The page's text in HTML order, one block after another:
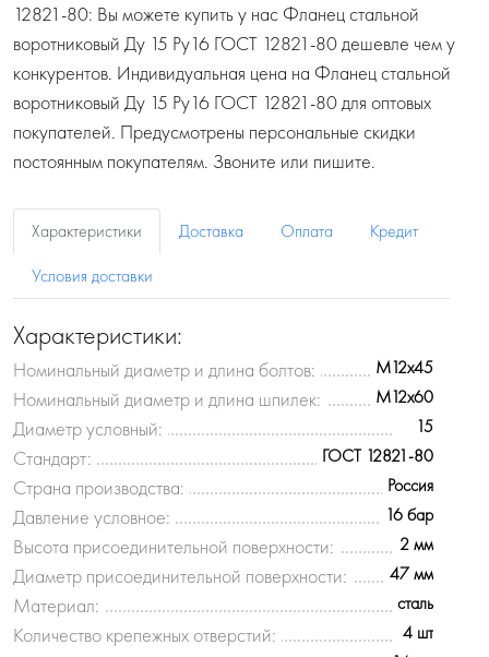
12821-80: Вы можете купить у нас Фланец стальной
воротниковый Ду 15 Ру16 ГОСТ 12821-80 дешевле чем у
конкурентов. Индивидуальная цена на Фланец стальной
воротниковый Ду 15 Ру16 ГОСТ 12821-80 для оптовых
покупателей. Предусмотрены персональные скидки
постоянным покупателям. Звоните или пишите.
Характеристики Доставка Оплата
Кредит
Условия доставки
Характеристики:
Номинальный диаметр и длина болтов: M12x45
Номинальный диаметр и длина шпилек: M12x60
Диаметр условный: 15
Стандарт: ГОСТ 12821-80
Страна производства: Россия
Давление условное: 16 бар
Высота присоединительной поверхности: 2 мм
Диаметр присоединительной поверхности: 47 мм
Материал: сталь
Количество крепежных отверстий: 4 шт